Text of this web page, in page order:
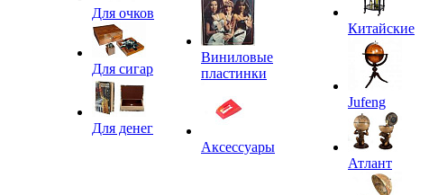
Для очков
Для сигар
Для денег
Виниловые
пластинки
Аксессуары
Китайские
Jufeng
Атлант